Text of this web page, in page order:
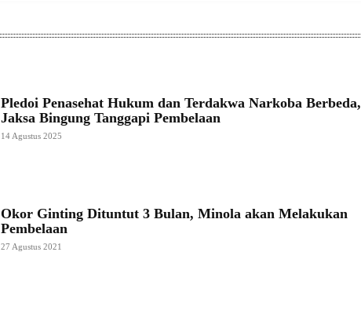
Pledoi Penasehat Hukum dan Terdakwa Narkoba Berbeda,
Jaksa Bingung Tanggapi Pembelaan
14 Agustus 2025
Okor Ginting Dituntut 3 Bulan, Minola akan Melakukan
Pembelaan
27 Agustus 2021